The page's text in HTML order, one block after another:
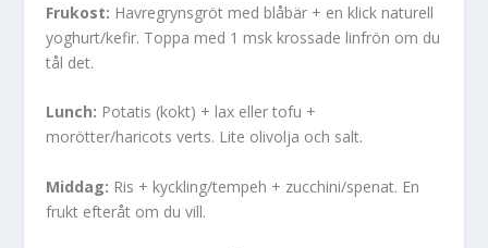
Frukost: Havregrynsgröt med blåbär + en klick naturell
yoghurt/kefir. Toppa med 1 msk krossade linfrön om du
tål det.
Lunch: Potatis (kokt) + lax eller tofu +
morötter/haricots verts. Lite olivolja och salt.
Middag: Ris + kyckling/tempeh + zucchini/spenat. En
frukt efteråt om du vill.